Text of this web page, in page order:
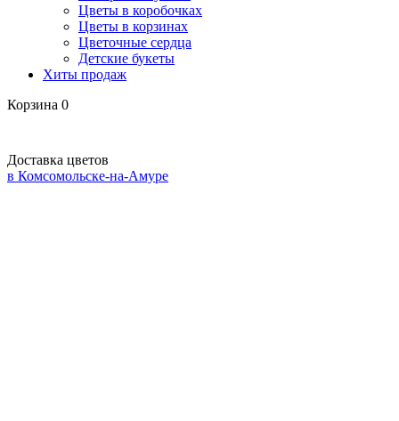
Цветы в коробочках
Цветы в корзинах
Цветочные сердца
Детские букеты
Хиты продаж
Корзина 0
Доставка цветов
в Комсомольске-на-Амуре